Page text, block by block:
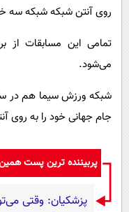
روی آنتن شبکه شبکه سه
می‌شود.
جام جهانی خود را به روی
پربیننده ترین پست
پزشکیان: وقتی